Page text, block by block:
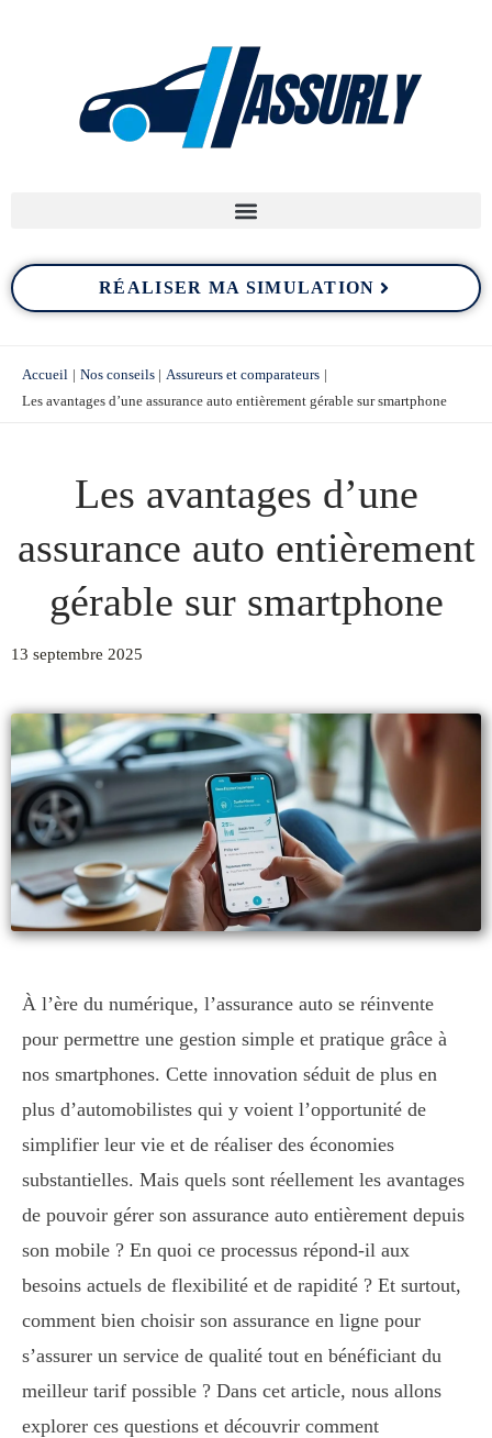
RÉALISER MA SIMULATION
Accueil Nos conseils
Assureurs et comparateurs
Les avantages d’une assurance auto entièrement gérable sur smartphone
Les avantages d’une
assurance auto entièrement
gérable sur smartphone
13 septembre 2025
À l’ère du numérique, l’assurance auto se réinvente
pour permettre une gestion simple et pratique grâce à
nos smartphones. Cette innovation séduit de plus en
plus d’automobilistes qui y voient l’opportunité de
simplifier leur vie et de réaliser des économies
substantielles. Mais quels sont réellement les avantages
de pouvoir gérer son assurance auto entièrement depuis
son mobile ? En quoi ce processus répond-il aux
besoins actuels de flexibilité et de rapidité ? Et surtout,
comment bien choisir son assurance en ligne pour
s’assurer un service de qualité tout en bénéficiant du
meilleur tarif possible ? Dans cet article, nous allons
explorer ces questions et découvrir comment